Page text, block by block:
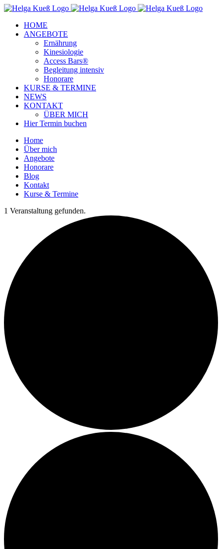
Zum
springen
Facebook
Instagram
YouTube
HOME
ANGEBOTE
Ernährung
Kinesiologie
Access Bars®
Begleitung intensiv
Honorare
KURSE & TERMINE
NEWS
KONTAKT
ÜBER MICH
Hier Termin buchen
Home
Über mich
Angebote
Honorare
Blog
Kontakt
Kurse & Termine
1 Veranstaltung gefunden.